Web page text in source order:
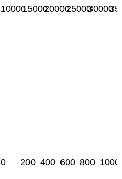
1000015000200002500030000
0 200 400 600 800 1000